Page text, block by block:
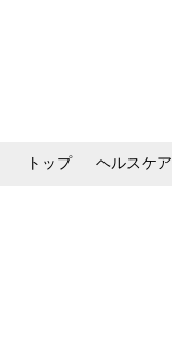
トップ ヘルスケア